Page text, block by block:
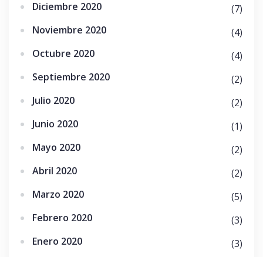
Diciembre 2020
(7)
Noviembre 2020
(4)
Octubre 2020
(4)
Septiembre 2020
(2)
Julio 2020
(2)
Junio 2020
(1)
Mayo 2020
(2)
Abril 2020
(2)
Marzo 2020
(5)
Febrero 2020
(3)
Enero 2020
(3)